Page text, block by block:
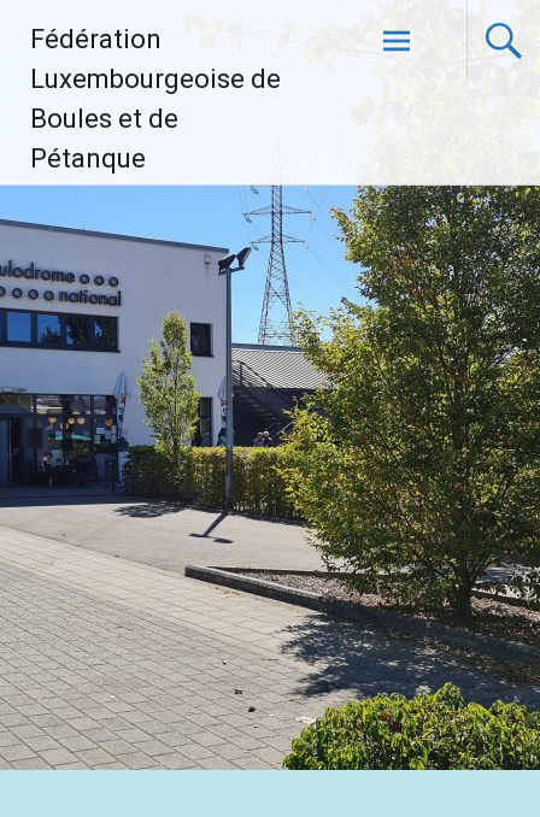
contenu
Fédération
Luxembourgeoise de
Boules et de
Pétanque